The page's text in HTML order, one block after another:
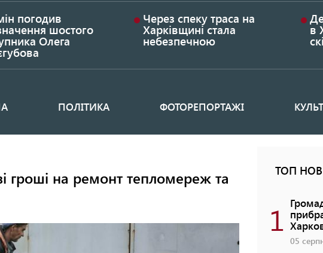
погодив
шостого
Олега
Через спеку траса на
Харківщині стала
небезпечною
в
ПОЛІТИКА ФОТОРЕПОРТАЖІ
гроші на ремонт тепломереж та
ТОП
1
05